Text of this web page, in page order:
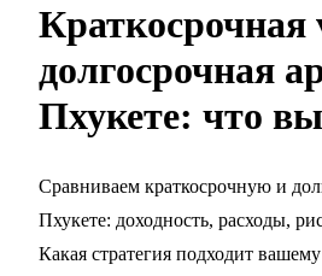
Краткосрочная
долгосрочная
Пхукете: что
Сравниваем краткосрочную и
Пхукете: доходность, расходы,
Какая стратегия подходит